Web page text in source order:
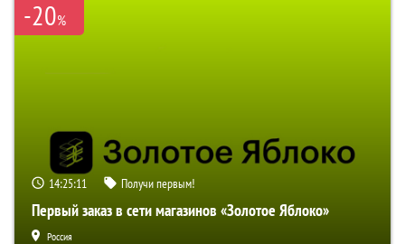
-20%
14:25:10 Получи первым!
Первый заказ в сети магазинов «Золотое Яблоко»
Россия